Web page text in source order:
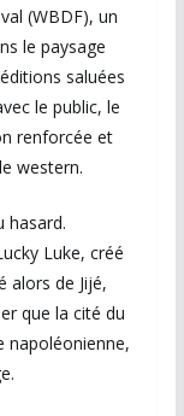
(WBDF), un
le paysage
saluées
le public, le
renforcée et
western.
hasard.
Luke, créé
alors de Jijé,
que la cité du
napoléonienne,